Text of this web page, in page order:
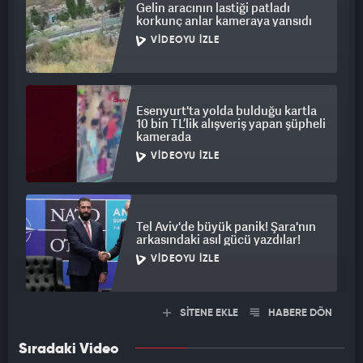
Gelin aracının lastiği patladı
korkunç anlar kameraya yansıdı
VIDEOYU İZLE
Esenyurt'ta yolda bulduğu kartla
10 bin TL’lik alışveriş yapan şüpheli
kamerada
VIDEOYU İZLE
Tel Aviv'de büyük panik! Şara'nın
arkasındaki asıl gücü yazdılar!
VIDEOYU İZLE
SİTENE EKLE HABERE DÖN
Sıradaki Video